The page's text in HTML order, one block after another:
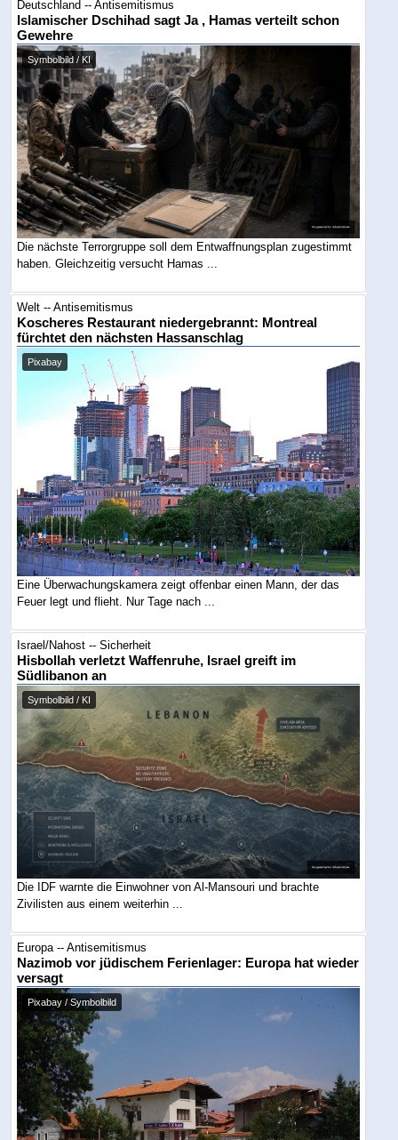
Deutschland -- Antisemitismus
Islamischer Dschihad sagt Ja , Hamas verteilt schon
Gewehre
Symbolbild / KI
Die nächste Terrorgruppe soll dem Entwaffnungsplan zugestimmt
haben. Gleichzeitig versucht Hamas ...
Welt -- Antisemitismus
Koscheres Restaurant niedergebrannt: Montreal
fürchtet den nächsten Hassanschlag
Pixabay
Eine Überwachungskamera zeigt offenbar einen Mann, der das
Feuer legt und flieht. Nur Tage nach ...
Israel/Nahost -- Sicherheit
Hisbollah verletzt Waffenruhe, Israel greift im
Südlibanon an
Symbolbild / KI
Die IDF warnte die Einwohner von Al-Mansouri und brachte
Zivilisten aus einem weiterhin ...
Europa -- Antisemitismus
Nazimob vor jüdischem Ferienlager: Europa hat wieder
versagt
Pixabay / Symbolbild